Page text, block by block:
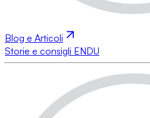
Blog e Articoli
Storie e consigli ENDU